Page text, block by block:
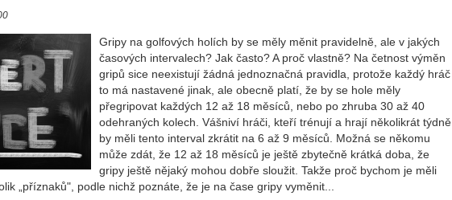
Gripy na golfových holích by se měly měnit pravidelně, ale v jakých
časových intervalech? Jak často? A proč vlastně? Na četnost výměn
gripů sice neexistují žádná jednoznačná pravidla, protože každý hráč
to má nastavené jinak, ale obecně platí, že by se hole měly
přegripovat každých 12 až 18 měsíců, nebo po zhruba 30 až 40
odehraných kolech. Vášniví hráči, kteří trénují a hrají několikrát týdně
by měli tento interval zkrátit na 6 až 9 měsíců. Možná se někomu
může zdát, že 12 až 18 měsíců je ještě zbytečně krátká doba, že
gripy ještě nějaký mohou dobře sloužit. Takže proč bychom je měli
„příznaků", podle nichž poznáte, že je na čase gripy vyměnit...